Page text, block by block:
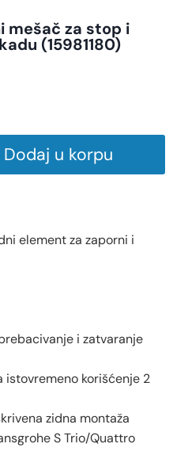
mešač za stop i
(15981180)
Dodaj u korpu
element za zaporni i
i zatvaranje
istovremeno korišćenje 2
zidna montaža
S Trio/Quattro